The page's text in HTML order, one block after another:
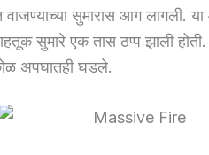
वाजण्याच्या सुमारास आग लागली.
वाहतूक सुमारे एक तास ठप्प झाली
अपघातही घडले.